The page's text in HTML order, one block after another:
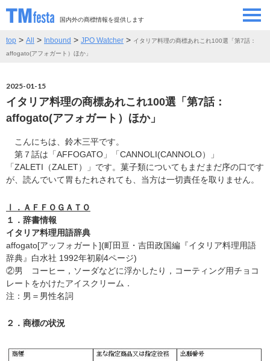
国内外の商標情報を提供します
SEMINAR/EVENT
CONTRIBUTORS 情報提供者
CONTACT お問い合わせ
top > All > Inbound > JPO Watcher > イタリア料理の商標あれこれ100選「第7話：
affogato(アフォガート）ほか」
2025-01-15
イタリア料理の商標あれこれ100選「第7話：
affogato(アフォガート）ほか」
こんにちは、鈴木三平です。
第７話は「AFFOGATO」「CANNOLI(CANNOLO）」
「ZALETI（ZALET）」です。菓子類についてもまだまだ序の口です
が、読んでいて胃もたれされても、当方は一切責任を取りません。
Ⅰ．ＡＦＦＯＧＡＴＯ
１．辞書情報
イタリア料理用語辞典
affogato[アッフォガート](町田亘・吉田政国編『イタリア料理用語
辞典』白水社 1992年初刷4ページ)
②男 コーヒー，ソーダなどに浮かしたり，コーティング用チョコ
レートをかけたアイスクリーム．
注：男＝男性名詞
２．商標の状況